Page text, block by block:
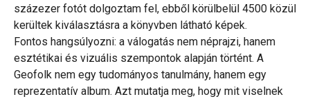
százezer fotót dolgoztam fel, ebből körülbelül 4500 közül
kerültek kiválasztásra a könyvben látható képek.
Fontos hangsúlyozni: a válogatás nem néprajzi, hanem
esztétikai és vizuális szempontok alapján történt. A
Geofolk nem egy tudományos tanulmány, hanem egy
reprezentatív album. Azt mutatja meg, hogy mit viselnek